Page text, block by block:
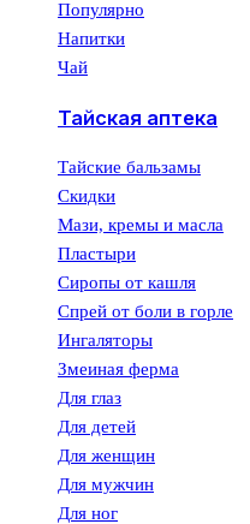
Популярно
Напитки
Чай
Тайская аптека
Тайские бальзамы
Скидки
Мази, кремы и масла
Пластыри
Сиропы от кашля
Спрей от боли в горле
Ингаляторы
Змеиная ферма
Для глаз
Для детей
Для женщин
Для мужчин
Для ног